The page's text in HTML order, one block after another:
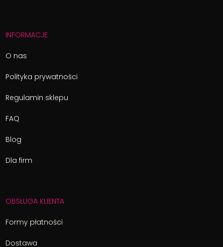
INFORMACJE
O nas
Polityka prywatności
Regulamin sklepu
FAQ
Blog
Dla firm
OBSŁUGA KLIENTA
Formy płatności
Dostawa